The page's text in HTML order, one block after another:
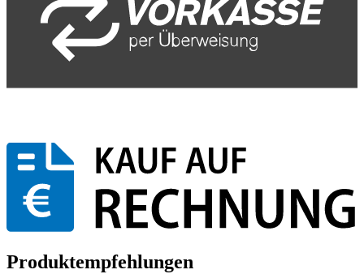
Produktempfehlungen